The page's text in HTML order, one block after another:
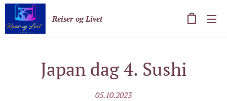
Reiser og Livet
Japan dag 4. Sushi
05.10.2023